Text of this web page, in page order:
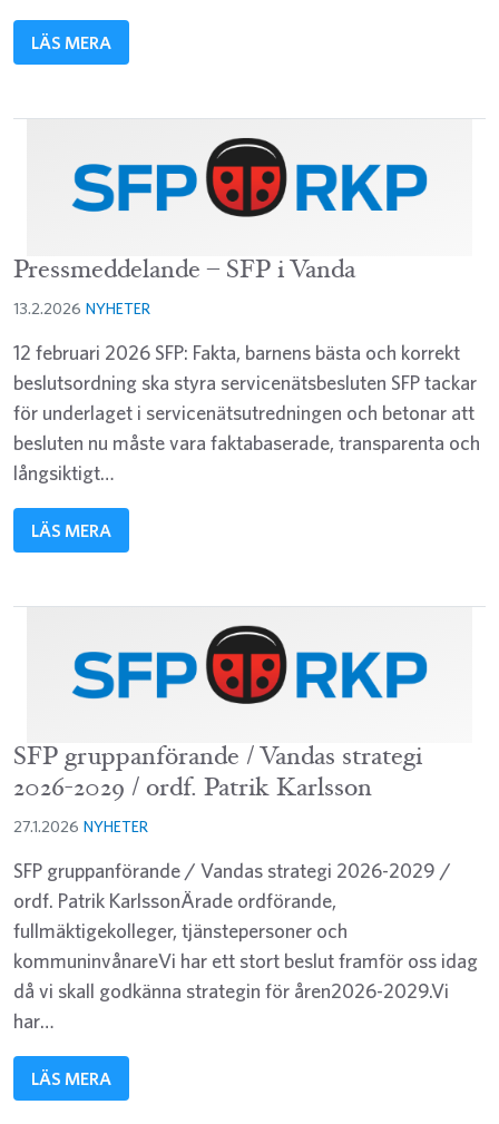
LÄS MERA
Pressmeddelande – SFP i Vanda
13.2.2026 NYHETER
12 februari 2026 SFP: Fakta, barnens bästa och korrekt
beslutsordning ska styra servicenätsbesluten SFP tackar
för underlaget i servicenätsutredningen och betonar att
besluten nu måste vara faktabaserade, transparenta och
långsiktigt…
LÄS MERA
SFP gruppanförande / Vandas strategi
2026-2029 / ordf. Patrik Karlsson
27.1.2026 NYHETER
SFP gruppanförande / Vandas strategi 2026-2029 /
ordf. Patrik KarlssonÄrade ordförande,
fullmäktigekolleger, tjänstepersoner och
kommuninvånareVi har ett stort beslut framför oss idag
då vi skall godkänna strategin för åren2026-2029.Vi
har…
LÄS MERA